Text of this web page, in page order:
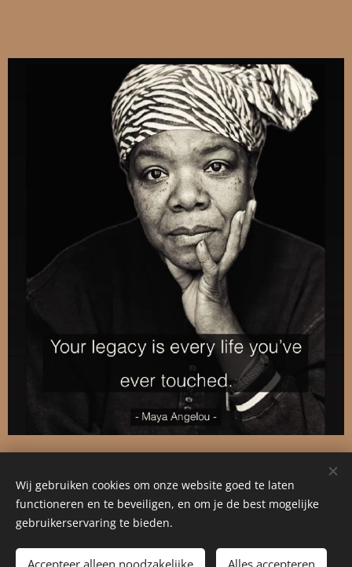
© 2024 Alle rechten voorbehouden
Talen
Wij gebruiken cookies om onze website goed te laten
functioneren en te beveiligen, en om je de best mogelijke
gebruikerservaring te bieden.
Accepteer alleen noodzakelijke Alles accepteren